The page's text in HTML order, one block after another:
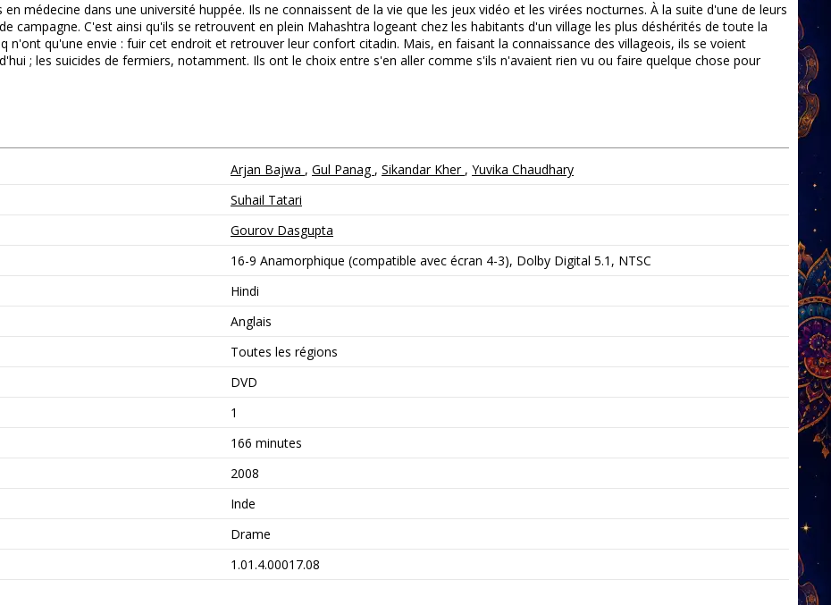
médecine dans une université huppée. Ils ne connaissent de la vie que les jeux vidéo et les virées nocturnes. À la suite d'une de leurs
campagne. C'est ainsi qu'ils se retrouvent en plein Mahashtra logeant chez les habitants d'un village les plus déshérités de toute la
n'ont qu'une envie : fuir cet endroit et retrouver leur confort citadin. Mais, en faisant la connaissance des villageois, ils se voient
; les suicides de fermiers, notamment. Ils ont le choix entre s'en aller comme s'ils n'avaient rien vu ou faire quelque chose pour
Arjan Bajwa , Gul Panag , Sikandar Kher , Yuvika Chaudhary
Suhail Tatari
Gourov Dasgupta
16-9 Anamorphique (compatible avec écran 4-3), Dolby Digital 5.1, NTSC
Hindi
Anglais
Toutes les régions
DVD
1
166 minutes
2008
Inde
Drame
1.01.4.00017.08